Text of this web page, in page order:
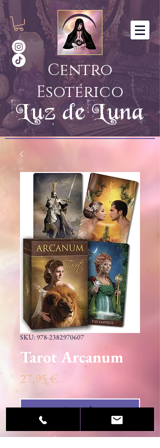
Centro
Esotérico
Luz de Luna
SKU: 978-2382970607
Tarot Arcanum
27,95 €
Agotado
Un magnífico tarot con imágenes